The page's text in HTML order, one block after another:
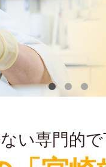
い専門的